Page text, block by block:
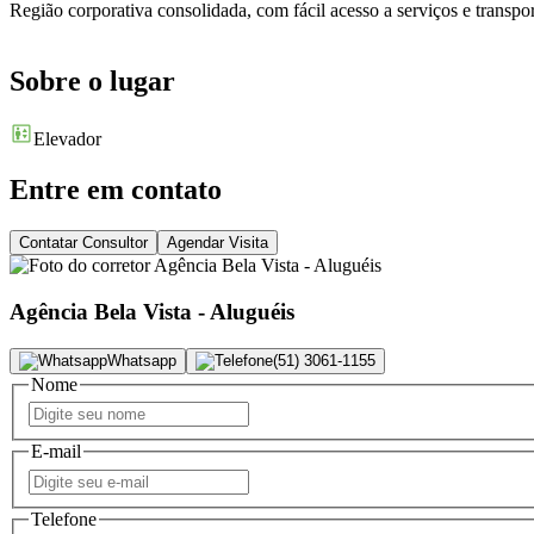
Região corporativa consolidada, com fácil acesso a serviços e
Sobre o lugar
Elevador
Entre em contato
Contatar Consultor Agendar Visita
Agência Bela Vista - Aluguéis
Whatsapp (51) 3061-1155
Nome
E-mail
Telefone